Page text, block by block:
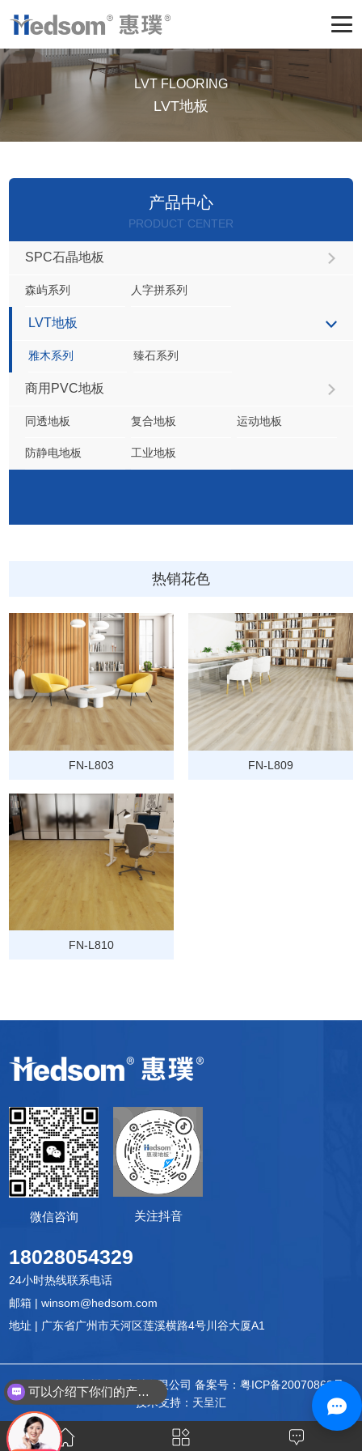
LVT FLOORING
LVT地板
产品中心
PRODUCT CENTER
SPC石晶地板
森屿系列 人字拼系列
LVT地板
雅木系列 臻石系列
商用PVC地板
同透地板 复合地板 运动地板
防静电地板 工业地板
热销花色
FN-L803 FN-L809
FN-L810
微信咨询 关注抖音
18028054329
24小时热线联系电话
邮箱 | winsom@hedsom.com
地址 | 广东省广州市天河区莲溪横路4号川谷大厦A1
© 版权所有 广州惠璞建材有限公司 备案号： 粤ICP备20070868号
技术支持：天呈汇
可以介绍下你们的产品么？